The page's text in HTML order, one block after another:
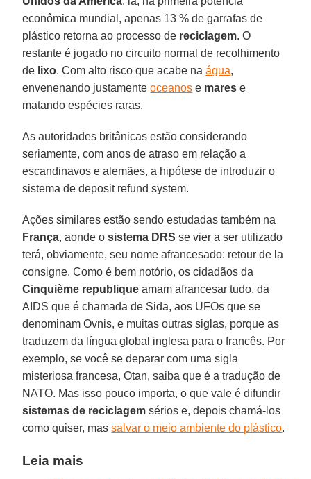
econômica mundial, apenas 13 % de garrafas de
plástico retorna ao processo de reciclagem. O
restante é jogado no circuito normal de recolhimento
de lixo. Com alto risco que acabe naágua,
envenenando justamenteoceanos e mares e
matando espécies raras.
As autoridades britânicas estão considerando
seriamente, com anos de atraso em relação a
escandinavos e alemães, a hipótese de introduzir o
sistema de deposit refund system.
Ações similares estão sendo estudadas também na
França, aonde osistema DRS se vier a ser utilizado
terá, obviamente, seu nome afrancesado: retour de la
consigne. Como é bem notório, os cidadãos da
Cinquième republique amam afrancesar tudo, da
AIDS que é chamada de Sida, aos UFOs que se
denominam Ovnis, e muitas outras siglas, porque as
traduzem da língua global inglesa para o francês. Por
exemplo, se você se deparar com uma sigla
misteriosa francesa, Otan, saiba que é a tradução de
NATO. Mas isso pouco importa, o que vale é difundir
sistemas de reciclagem sérios e, depois chamá-los
como quiser, massalvar o meio ambiente do plástico.
Leia mais